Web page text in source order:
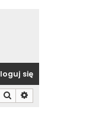
się
Szukaj